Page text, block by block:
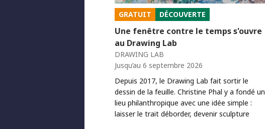
GRATUIT DÉCOUVERTE
Une fenêtre contre le temps s'ouvre
au Drawing Lab
DRAWING LAB
Jusqu’au 6 septembre 2026
Depuis 2017, le Drawing Lab fait sortir le
dessin de la feuille. Christine Phal y a fondé un
lieu philanthropique avec une idée simple :
laisser le trait déborder, devenir sculpture